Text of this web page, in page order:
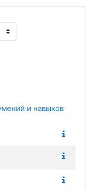
и навыков